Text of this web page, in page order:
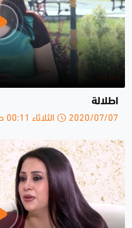
اطلالة
2020/07/07 الثلاثاء 00:11 ص